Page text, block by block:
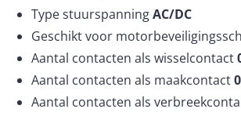
Type stuurspanningAC/DC
Geschikt voor
Aantal contacten als wisselcontact
Aantal contacten als maakcontact0
Aantal contacten als